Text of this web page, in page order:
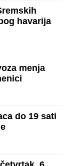
havarija
menja
do 19 sati